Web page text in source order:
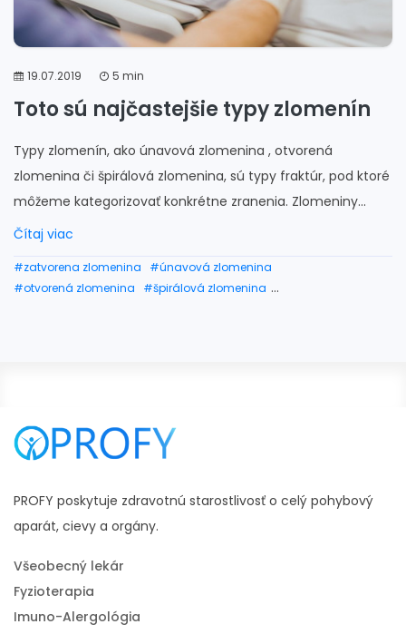
19.07.2019 5 min
Toto sú najčastejšie typy zlomenín
Typy zlomenín, ako únavová zlomenina , otvorená
zlomenina či špirálová zlomenina, sú typy fraktúr, pod ktoré
môžeme kategorizovať konkrétne zranenia. Zlomeniny...
Čítaj viac
#zatvorena zlomenina
#únavová zlomenina
#otvorená zlomenina
#špirálová zlomenina
#zlomenina ruky prva pomoc
#ako sa prejavuje zlomenina
#zlomenina po mesiaci stale opuchnuta
PROFY poskytuje zdravotnú starostlivosť o celý pohybový
aparát, cievy a orgány.
Všeobecný lekár
Fyzioterapia
Imuno-Alergológia